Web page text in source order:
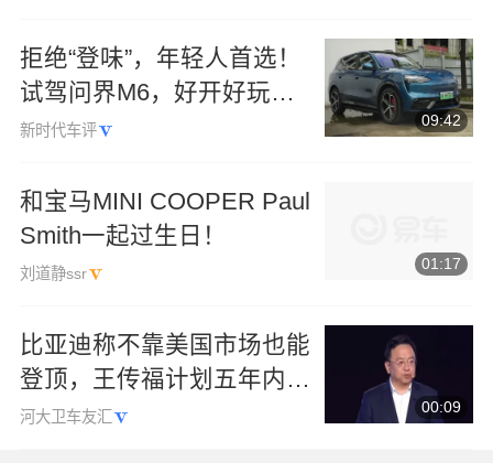
拒绝“登味”，年轻人首选！
试驾问界M6，好开好玩，
还能放手办
新时代车评
09:42
和宝马MINI COOPER Paul
Smith一起过生日！
刘道静ssr
01:17
比亚迪称不靠美国市场也能
登顶，王传福计划五年内拿
下全球销量冠军，海外负责
河大卫车友汇
00:09